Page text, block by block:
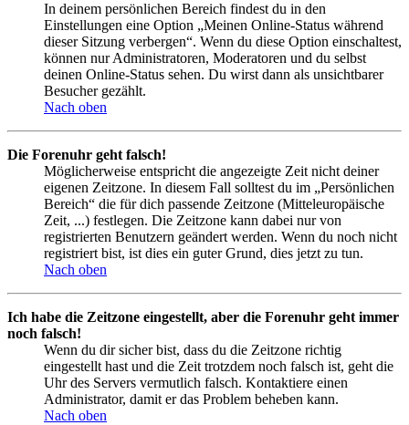
In deinem persönlichen Bereich findest du in den
Einstellungen eine Option „Meinen Online-Status während
dieser Sitzung verbergen“. Wenn du diese Option einschaltest,
können nur Administratoren, Moderatoren und du selbst
deinen Online-Status sehen. Du wirst dann als unsichtbarer
Besucher gezählt.
Nach oben
Die Forenuhr geht falsch!
Möglicherweise entspricht die angezeigte Zeit nicht deiner
eigenen Zeitzone. In diesem Fall solltest du im „Persönlichen
Bereich“ die für dich passende Zeitzone (Mitteleuropäische
Zeit, ...) festlegen. Die Zeitzone kann dabei nur von
registrierten Benutzern geändert werden. Wenn du noch nicht
registriert bist, ist dies ein guter Grund, dies jetzt zu tun.
Nach oben
Ich habe die Zeitzone eingestellt, aber die Forenuhr geht immer
noch falsch!
Wenn du dir sicher bist, dass du die Zeitzone richtig
eingestellt hast und die Zeit trotzdem noch falsch ist, geht die
Uhr des Servers vermutlich falsch. Kontaktiere einen
Administrator, damit er das Problem beheben kann.
Nach oben